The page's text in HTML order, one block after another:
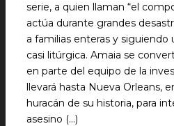
serie, a quien llaman “el
actúa durante grandes
a familias enteras y siguiendo
casi litúrgica. Amaia se
en parte del equipo de la
llevará hasta Nueva Orleans,
huracán de su historia, para
asesino (…)